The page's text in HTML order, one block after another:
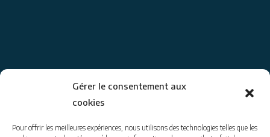
Gérer le consentement aux
cookies
Pour offrir les meilleures expériences, nous utilisons des technologies telles que les